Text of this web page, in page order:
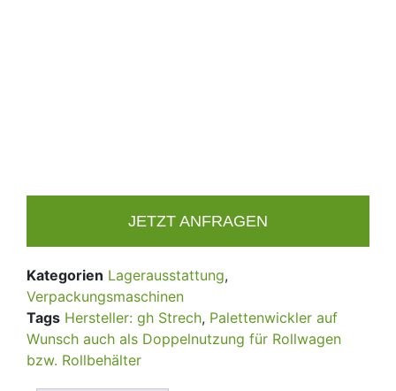
JETZT ANFRAGEN
Kategorien Lagerausstattung,
Verpackungsmaschinen
Tags Hersteller: gh Strech, Palettenwickler auf
Wunsch auch als Doppelnutzung für Rollwagen
bzw. Rollbehälter